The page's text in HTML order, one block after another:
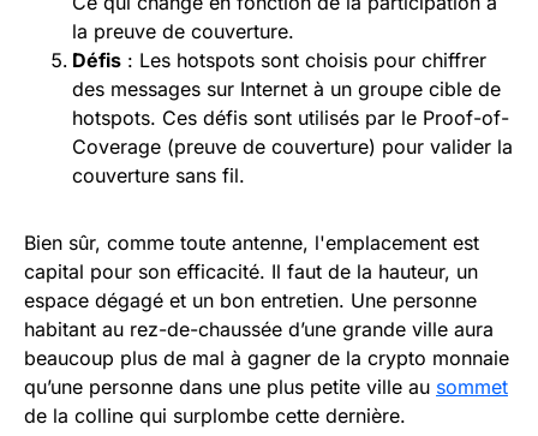
la preuve de couverture.
Défis : Les hotspots sont choisis pour chiffrer
des messages sur Internet à un groupe cible de
hotspots. Ces défis sont utilisés par le Proof-of-
Coverage (preuve de couverture) pour valider la
couverture sans fil.
Bien sûr, comme toute antenne, l'emplacement est
capital pour son efficacité. Il faut de la hauteur, un
espace dégagé et un bon entretien. Une personne
habitant au rez-de-chaussée d’une grande ville aura
beaucoup plus de mal à gagner de la crypto monnaie
qu’une personne dans une plus petite ville au sommet
de la colline qui surplombe cette dernière.